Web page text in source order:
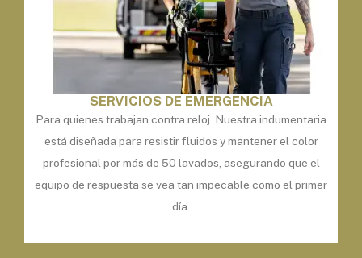
SERVICIOS DE EMERGENCIA
Para quienes trabajan contra reloj. Nuestra indumentaria
está diseñada para resistir fluidos y mantener el color
profesional por más de 50 lavados, asegurando que el
equipo de respuesta se vea tan impecable como el primer
día.